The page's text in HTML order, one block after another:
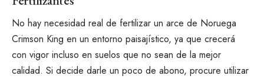
No hay necesidad real de fertilizar un arce de Noruega
Crimson King en un entorno paisajístico, ya que crecerá
con vigor incluso en suelos que no sean de la mejor
calidad. Si decide darle un poco de abono, procure utilizar